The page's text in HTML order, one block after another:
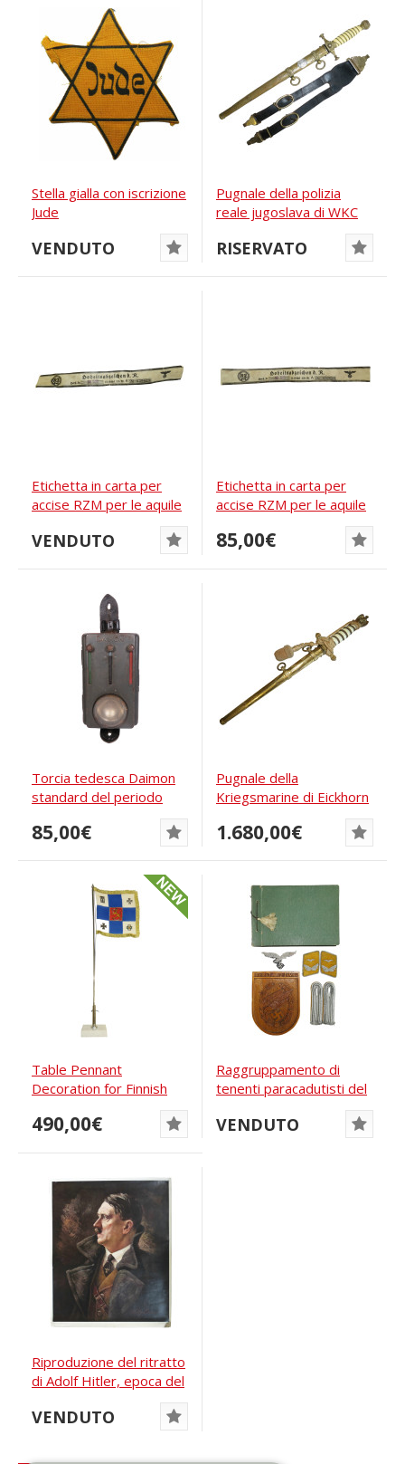
Stella gialla con iscrizione
Jude
VENDUTO
Pugnale della polizia
reale jugoslava di WKC
RISERVATO
Etichetta in carta per
accise RZM per le aquile
VENDUTO
Etichetta in carta per
accise RZM per le aquile
85,00€
Torcia tedesca Daimon
standard del periodo
85,00€
Pugnale della
Kriegsmarine di Eickhorn
Solingen, montaggio...
1.680,00€
Table Pennant
Decoration for Finnish
490,00€
Raggruppamento di
tenenti paracadutisti del
VENDUTO
Riproduzione del ritratto
di Adolf Hitler, epoca del
VENDUTO